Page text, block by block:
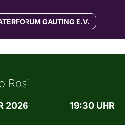
GAUTING E.V.
Rosi
2026
19:30 UHR